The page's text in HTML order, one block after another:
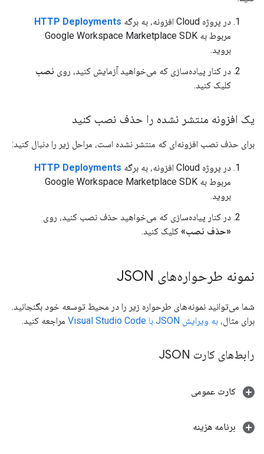
در پروژه Cloud افزونه، به برگه
HTTP Deployments
مربوط به Google Workspace Marketplace SDK
بروید.
در کنار پیاده‌سازی که می‌خواهید آزمایش کنید، روی نصب
کلیک کنید.
یک افزونه منتشر نشده را حذف نصب کنید
برای حذف نصب افزونه‌ای که منتشر نشده است، مراحل زیر را دنبال کنید:
در پروژه Cloud افزونه، به برگه
HTTP Deployments
مربوط به Google Workspace Marketplace SDK
بروید.
در کنار پیاده‌سازی که می‌خواهید حذف نصب کنید، روی
«حذف نصب» کلیک کنید.
نمونه طرحواره‌های JSON
شما می‌توانید نمونه‌های طرحواره زیر را در محیط توسعه خود بگنجانید.
برای مثال، به ویرایش JSON با Visual Studio Code مراجعه کنید.
رابط‌های کارت JSON
کارت عمومی
برنامه هزینه